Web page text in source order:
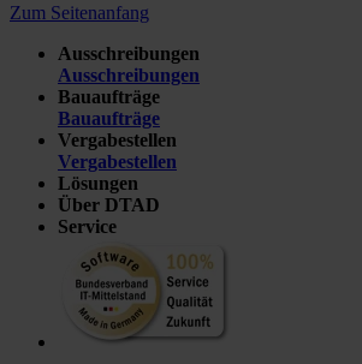
Zum Seitenanfang
Ausschreibungen
Ausschreibungen
Bauaufträge
Bauaufträge
Vergabestellen
Vergabestellen
Lösungen
Über DTAD
Service